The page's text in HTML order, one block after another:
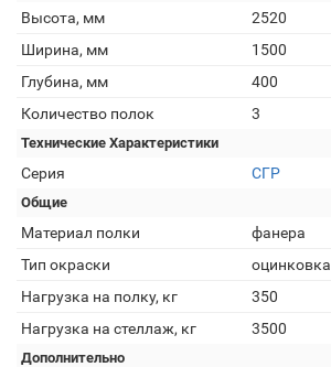
Высота, мм
2520
Ширина, мм
1500
Глубина, мм
400
Количество полок
3
Технические Характеристики
Серия СГР
Общие
Материал полки
фанера
Тип окраски
оцинковка
Нагрузка на полку, кг
350
Нагрузка на стеллаж, кг
3500
Дополнительно